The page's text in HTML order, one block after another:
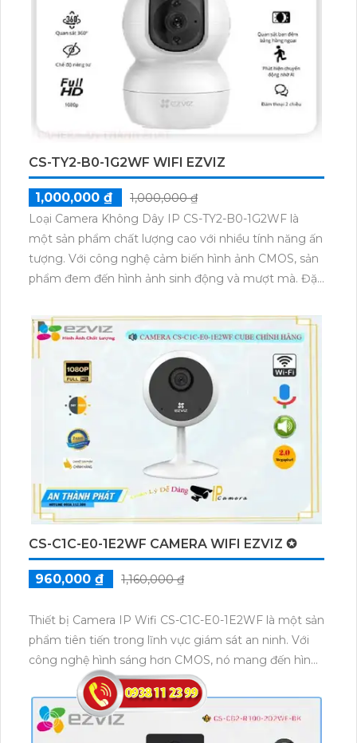
CS-TY2-B0-1G2WF WIFI EZVIZ
1,000,000 ₫
1,000,000 ₫
Loại Camera Không Dây IP CS-TY2-B0-1G2WF là
một sản phẩm chất lượng cao với nhiều tính năng ấn
tượng. Với công nghệ cảm biến hình ảnh CMOS, sản
phẩm đem đến hình ảnh sinh động và mượt mà. Đặc
ngoại 10m, giúp giám sát hiệu quả trong điều kiện
thiếu sáng. Chất lượng hình ảnh Camera IP CS-TY2-
B0-1G2WF đáng kể với độ phân giải 2.0 MP. Sản
phẩm cũng hỗ trợ thẻ nhớ và tính năng hồng ngoại
smart IR.
CS-C1C-E0-1E2WF CAMERA WIFI EZVIZ ✪
960,000 ₫ 1,160,000 ₫
Thiết bị Camera IP Wifi CS-C1C-E0-1E2WF là một sản
phẩm tiên tiến trong lĩnh vực giám sát an ninh. Với
công nghệ hình sáng hơn CMOS, nó mang đến hình
ảnh ban đêm sáng đẹp với công nghệ Hồng Ngoại
có tầm quan sát lên đến 10m. Sản phẩm còn được
thiết kế với tính năng IP Wifi mới nhất, cho phép xử
lý hình ảnh độ nét lên đến 2.0 MP. Ngoài ra, thiết bị